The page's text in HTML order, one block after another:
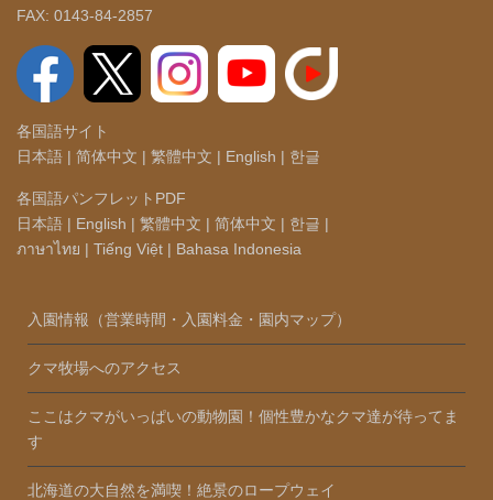
FAX: 0143-84-2857
各国語サイト
日本語 | 简体中文 | 繁體中文 | English | 한글
各国語パンフレットPDF
日本語 | English | 繁體中文 | 简体中文 | 한글 |
ภาษาไทย | Tiếng Việt | Bahasa Indonesia
入園情報（営業時間・入園料金・園内マップ）
クマ牧場へのアクセス
ここはクマがいっぱいの動物園！個性豊かなクマ達が待ってま
す
北海道の大自然を満喫！絶景のロープウェイ